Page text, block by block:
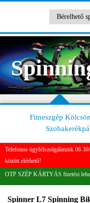
Fitneszgép
Telefonos ügyfélszolgálatunk 06
között elérhető!
OTP SZÉP KÁRTYÁS fizetési
Spinner L7 Spinning